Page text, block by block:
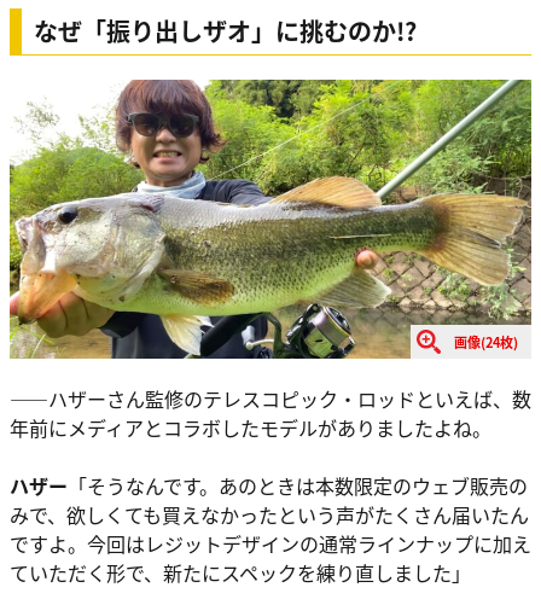
なぜ「振り出しザオ」に挑むのか!?
画像(24枚)
――ハザーさん監修のテレスコピック・ロッドといえば、数
年前にメディアとコラボしたモデルがありましたよね。
ハザー 「そうなんです。あのときは本数限定のウェブ販売の
みで、欲しくても買えなかったという声がたくさん届いたん
ですよ。今回はレジットデザインの通常ラインナップに加え
ていただく形で、新たにスペックを練り直しました」